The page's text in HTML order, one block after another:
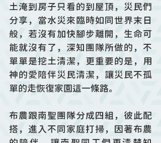
土淹到房子只看的到屋頂，災民們
分享，當水災來臨時如同世界末日
般，若沒有加快腳步離開，生命可
能就沒有了，深知團隊所做的，不
單單是挖土清潔，更重要的是，用
神的愛陪伴災民清潔，讓災民不孤
單的走恢復家園這一條路。
布農跟南聖團隊分成四組，彼此配
搭，進入不同家庭打掃，因著布農